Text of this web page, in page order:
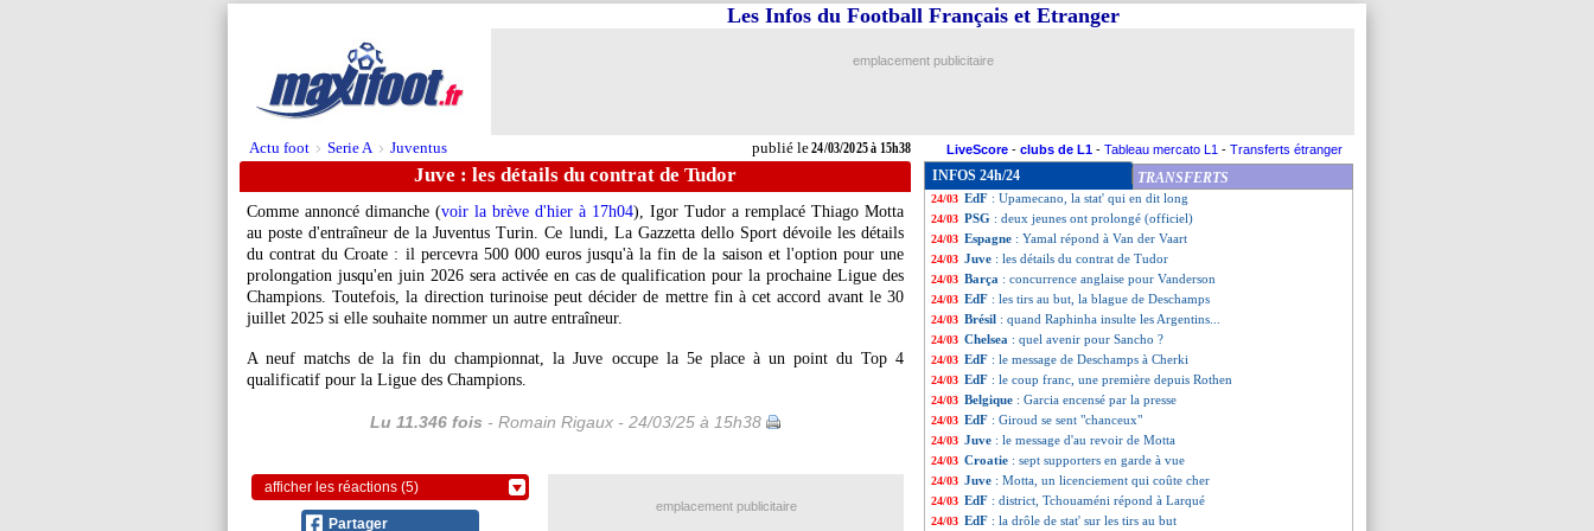
Actu foot > Serie A > Juventus publié le24/03/2025 à 15h38
Les Infos du Football Français et Etranger
emplacement publicitaire
LiveScore - clubs de L1 - Tableau mercato L1 - Transferts étranger
Juve : les détails du contrat de Tudor
Comme annoncé dimanche (voir la brève d'hier à 17h04), Igor Tudor a remplacé Thiago Motta
au poste d'entraîneur de la Juventus Turin. Ce lundi, La Gazzetta dello Sport dévoile les détails
du contrat du Croate : il percevra 500 000 euros jusqu'à la fin de la saison et l'option pour une
prolongation jusqu'en juin 2026 sera activée en cas de qualification pour la prochaine Ligue des
Champions. Toutefois, la direction turinoise peut décider de mettre fin à cet accord avant le 30
juillet 2025 si elle souhaite nommer un autre entraîneur.
A neuf matchs de la fin du championnat, la Juve occupe la 5e place à un point du Top 4
qualificatif pour la Ligue des Champions.
Lu 11.346 fois - Romain Rigaux - 24/03/25 à 15h38
afficher les réactions (5)
Partager
INFOS 24h/24 TRANSFERTS
24/03 Lens: Diouf convoité en Angleterre
24/03 Turquie
24/03 EdF: Maignan, une première historique
24/03 OM: 20 M€, c'est "un orteil" de Balerdi
24/03 EdF : Upamecano, la stat' qui en dit long
24/03 PSG : deux jeunes ont prolongé (officiel)
24/03 Espagne : Yamal répond à Van der Vaart
24/03 Juve : les détails du contrat de Tudor
24/03 Barça : concurrence anglaise pour Vanderson
24/03 EdF : les tirs au but, la blague de Deschamps
24/03 Brésil : quand Raphinha insulte les Argentins...
24/03 Chelsea : quel avenir pour Sancho ?
24/03 EdF : le message de Deschamps à Cherki
24/03 EdF : le coup franc, une première depuis Rothen
24/03 Belgique : Garcia encensé par la presse
24/03 EdF : Giroud se sent "chanceux"
24/03 Juve : le message d'au revoir de Motta
24/03 Croatie : sept supporters en garde à vue
24/03 Juve : Motta, un licenciement qui coûte cher
24/03 EdF : district, Tchouaméni répond à Larqué
24/03 EdF : la drôle de stat' sur les tirs au but
emplacement publicitaire